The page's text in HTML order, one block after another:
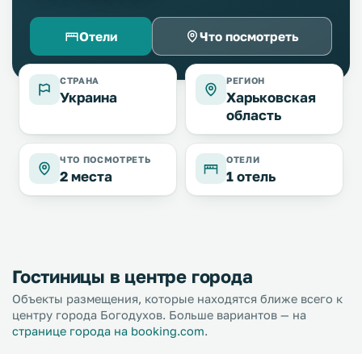
Отели Что посмотреть
СТРАНА
Украина
РЕГИОН
Харьковская
область
ЧТО ПОСМОТРЕТЬ
2 места
ОТЕЛИ
1 отель
Гостиницы в центре города
Объекты размещения, которые находятся ближе всего к
центру города Богодухов. Больше вариантов — на
странице города на booking.com.